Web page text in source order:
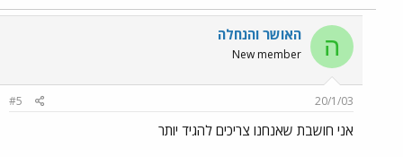
ה האושר והנחלה
New member
20/1/03
#5
אני חושבת שאנחנו צריכים להגיד יותר